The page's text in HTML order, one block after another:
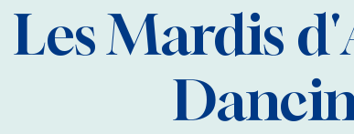
Les Mardis